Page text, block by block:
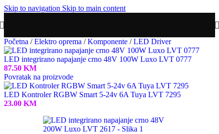
Skip to navigation Skip to main content
Početna / Elektro oprema / Komponente / LED Driver
LED integrirano napajanje crno 48V 100W Luxo LVT 0777
87.50 KM
Povratak na proizvode
LED Kontroler RGBW Smart 5-24v 6A Tuya LVT 7295
23.00 KM